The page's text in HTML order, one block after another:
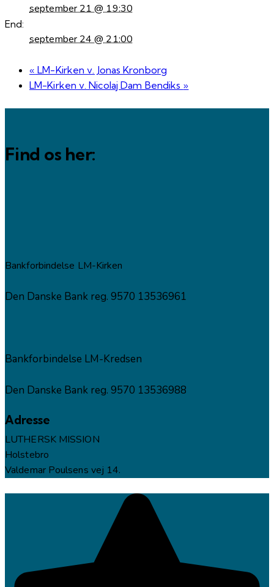
september 21 @ 19:30
End:
september 24 @ 21:00
« LM-Kirken v. Jonas Kronborg
LM-Kirken v. Nicolaj Dam Bendiks »
Find os her:
Bankforbindelse LM-Kirken
Den Danske Bank reg. 9570 13536961
Bankforbindelse LM-Kredsen
Den Danske Bank reg. 9570 13536988
Adresse
LUTHERSK MISSION
Holstebro
Valdemar Poulsens vej 14.